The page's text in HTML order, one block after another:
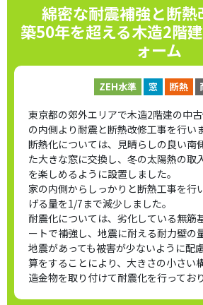
綿密な耐震補強と断熱
築50年を超える木造2階
ォーム
ZEH水準 窓 断熱
東京都の郊外エリアで木造2階建の中
の内側より耐震と断熱改修工事を行い
断熱化については、見晴らしの良い南
た大きな窓に交換し、冬の太陽熱の取
を楽しめるように設置しました。
家の内側からしっかりと断熱工事を行
げる量を1/7まで減少しました。
耐震化については、劣化している無筋
ートで補強し、地震に耐える耐力壁の
地震があっても被害が少ないように配
算をすることにより、大きさの小さい
造金物を取り付けて耐震化を行っており